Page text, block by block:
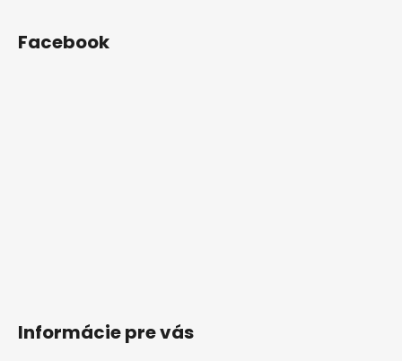
Facebook
Informácie pre vás